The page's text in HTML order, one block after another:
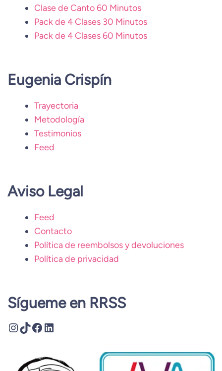
Clase de Canto 60 Minutos
Pack de 4 Clases 30 Minutos
Pack de 4 Clases 60 Minutos
Eugenia Crispín
Trayectoria
Metodología
Testimonios
Feed
Aviso Legal
Feed
Contacto
Política de reembolsos y devoluciones
Política de privacidad
Sígueme en RRSS
Instagram
TikTok
Facebook
LinkedIn